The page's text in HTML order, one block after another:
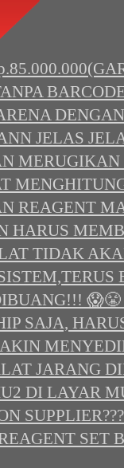
JELAS
REAGENT
HARUS
TIDAK
SAJA,
JARANG
DI LAYAR
SET